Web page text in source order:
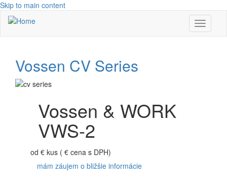
Skip to main content
Toggle
Vossen CV Series
Vossen & WORK
VWS-2
od € kus ( € cena s DPH)
mám záujem o bližšie informácie